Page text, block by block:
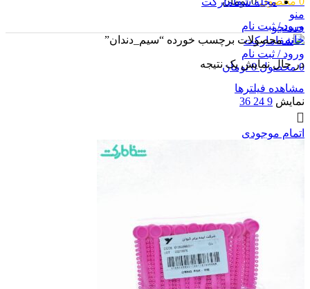
منو
جستجو
ورود / ثبت نام
0 محصول 0 تومان
ورود / ثبت نام
خانهمحصولات برچسب خورده “سیم_دندان”
در حال نمایش یک نتیجه
مشاهده فیلترها
نمایش 9
24
36
اتمام موجودی